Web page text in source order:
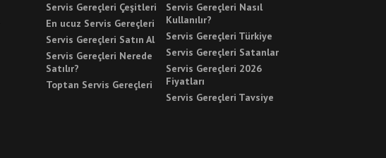
Servis Gereçleri Çeşitleri
En ucuz Servis Gereçleri
Servis Gereçleri Satın Al
Servis Gereçleri Nerede
Satılır?
Toptan Servis Gereçleri
Servis Gereçleri Nasıl
Kullanılır?
Servis Gereçleri Türkiye
Servis Gereçleri Satanlar
Servis Gereçleri 2026
Fiyatları
Servis Gereçleri Tavsiye